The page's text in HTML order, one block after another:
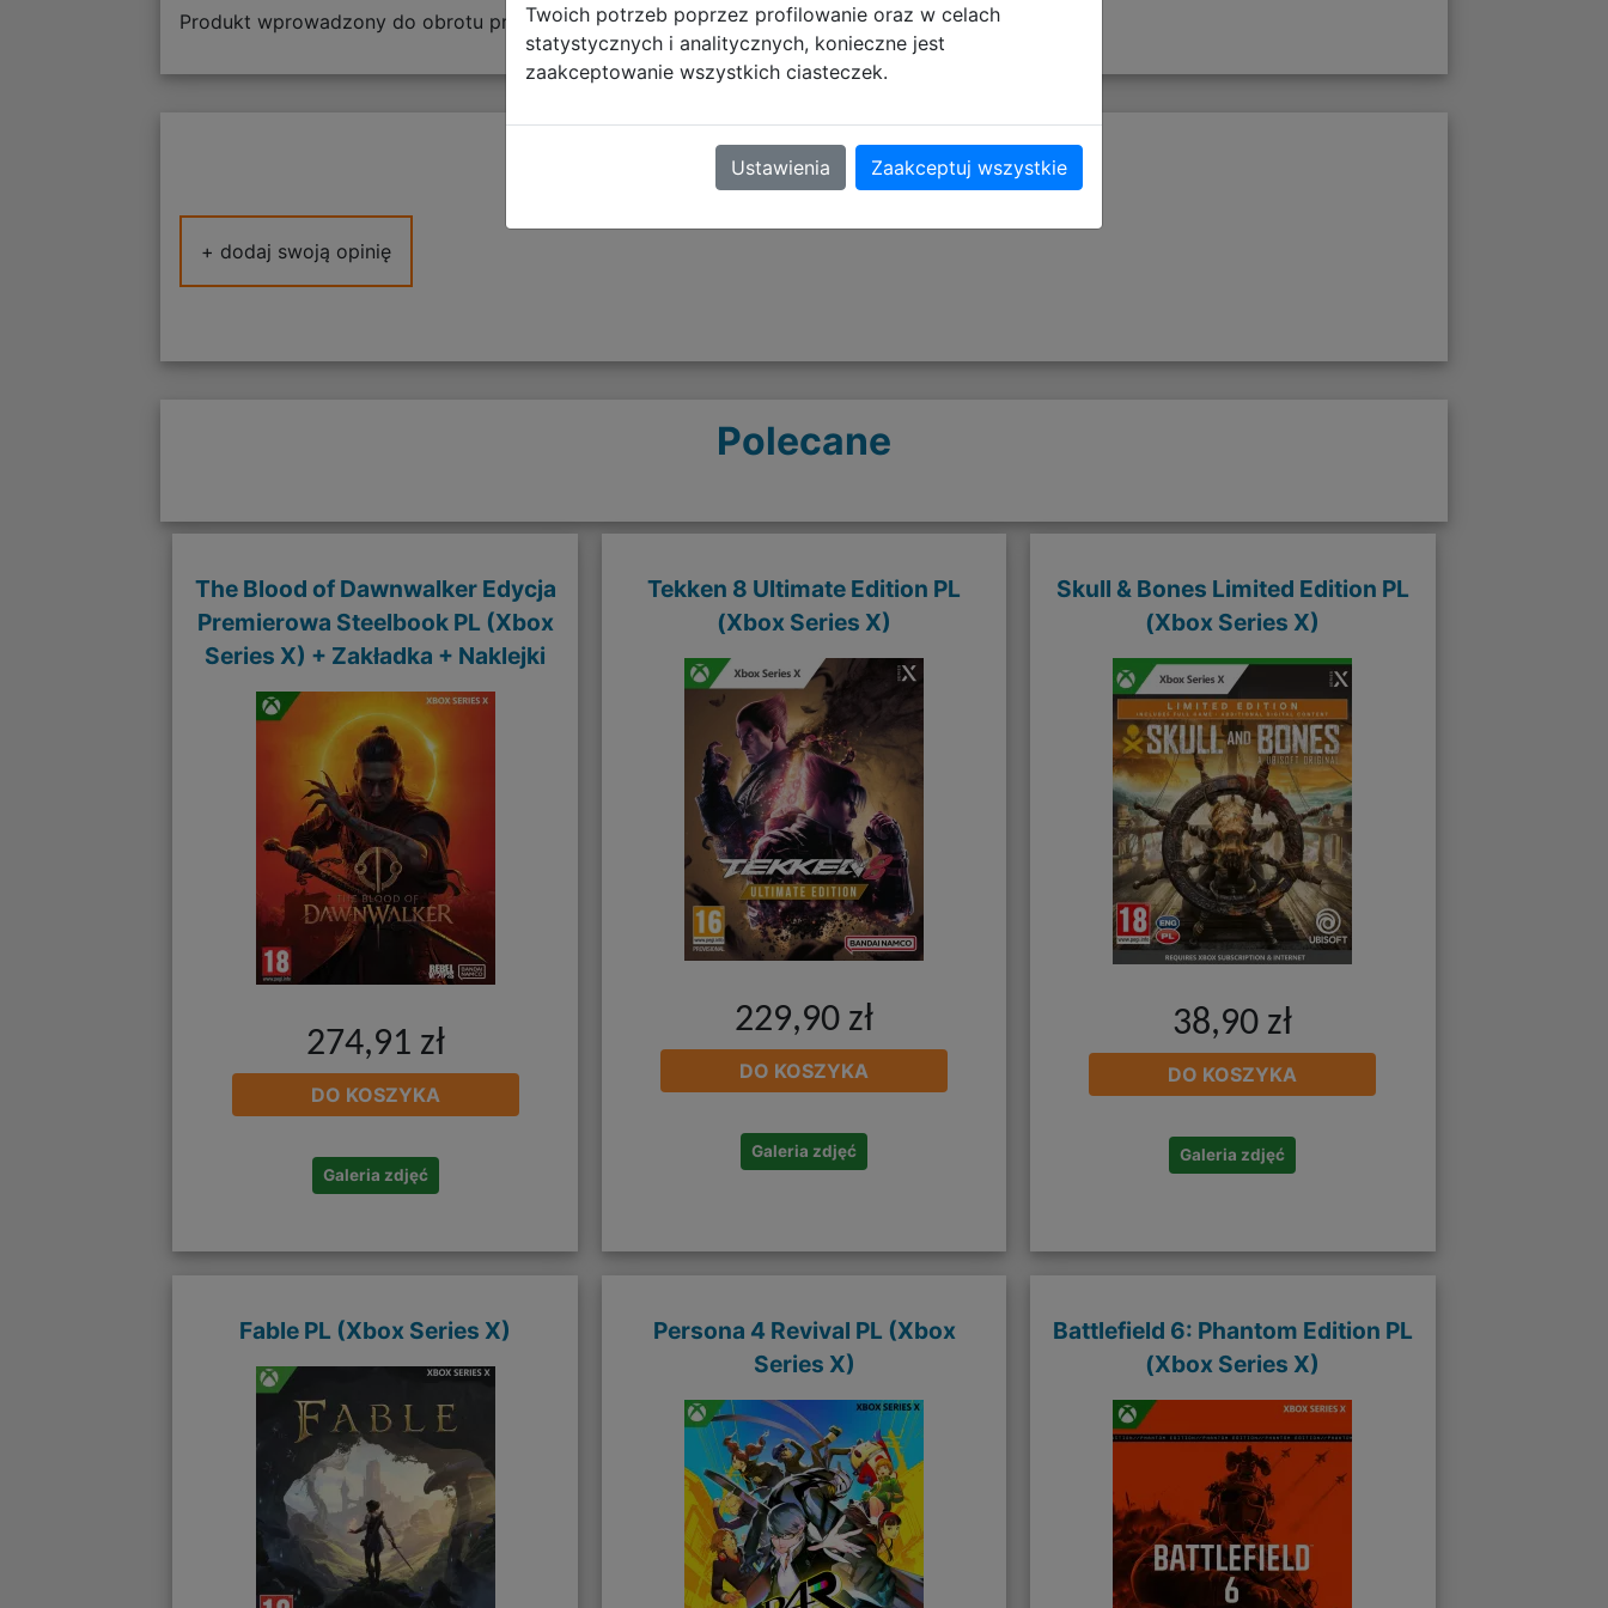
Produkt wprowadzony do obrotu przed 13.12.2024
Opinie o produkcie
+ dodaj swoją opinię
Polecane
The Blood of Dawnwalker Edycja
Premierowa Steelbook PL (Xbox
Series X) + Zakładka + Naklejki
274,91 zł
DO KOSZYKA
Galeria zdjęć
Tekken 8 Ultimate Edition PL
(Xbox Series X)
229,90 zł
DO KOSZYKA
Galeria zdjęć
Skull & Bones Limited Edition PL
(Xbox Series X)
38,90 zł
DO KOSZYKA
Galeria zdjęć
Fable PL (Xbox Series X)
Persona 4 Revival PL (Xbox
Series X)
Battlefield 6: Phantom Edition PL
(Xbox Series X)
Twoich potrzeb poprzez profilowanie oraz w celach
statystycznych i analitycznych, konieczne jest
zaakceptowanie wszystkich ciasteczek.
Ustawienia Zaakceptuj wszystkie